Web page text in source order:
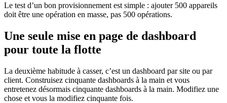
Le test d’un bon provisionnement est simple : ajouter 500 appareils
doit être une opération en masse, pas 500 opérations.
Une seule mise en page de dashboard
pour toute la flotte
La deuxième habitude à casser, c’est un dashboard par site ou par
client. Construisez cinquante dashboards à la main et vous
entretenez désormais cinquante dashboards à la main. Modifiez une
chose et vous la modifiez cinquante fois.